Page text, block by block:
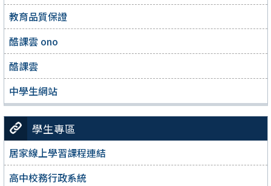
教育品質保證
酷課雲 ono
酷課雲
中學生網站
學生專區
居家線上學習課程連結
高中校務行政系統